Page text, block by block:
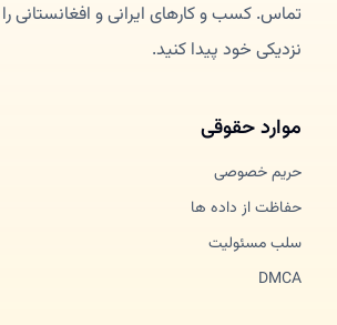
تماس. کسب و کارهای ایرانی و افغانستانی
نزدیکی خود پیدا کنید.
موارد حقوقی
حریم خصوصی
حفاظت از داده ها
سلب مسئولیت
DMCA